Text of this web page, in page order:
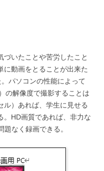
いたことや苦労したこと
に動画をとることが出来た
パソコンの性能によって
の解像度で撮影することは
）あれば、学生に見せる
。HD画質であれば、非力な
なく録画できる。